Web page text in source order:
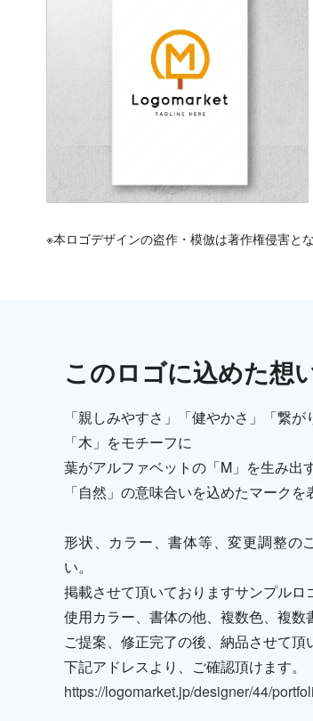
※本ロゴデザインの盗作・模倣は著作権侵害と
このロゴに込めた想
「親しみやすさ」「健やかさ」「繋
「木」をモチーフに
葉がアルファベットの「M」を生み出
「自然」の意味合いを込めたマークを
形状、カラー、書体等、変更調整の
い。
掲載させて頂いておりますサンプルロ
使用カラー、書体の他、複数色、複数
ご提案、修正完了の後、納品させて
下記アドレスより、ご確認頂けます。
https://logomarket.jp/designer/44/